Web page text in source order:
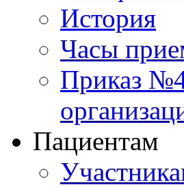
История
Часы
Приказ
Пациентам